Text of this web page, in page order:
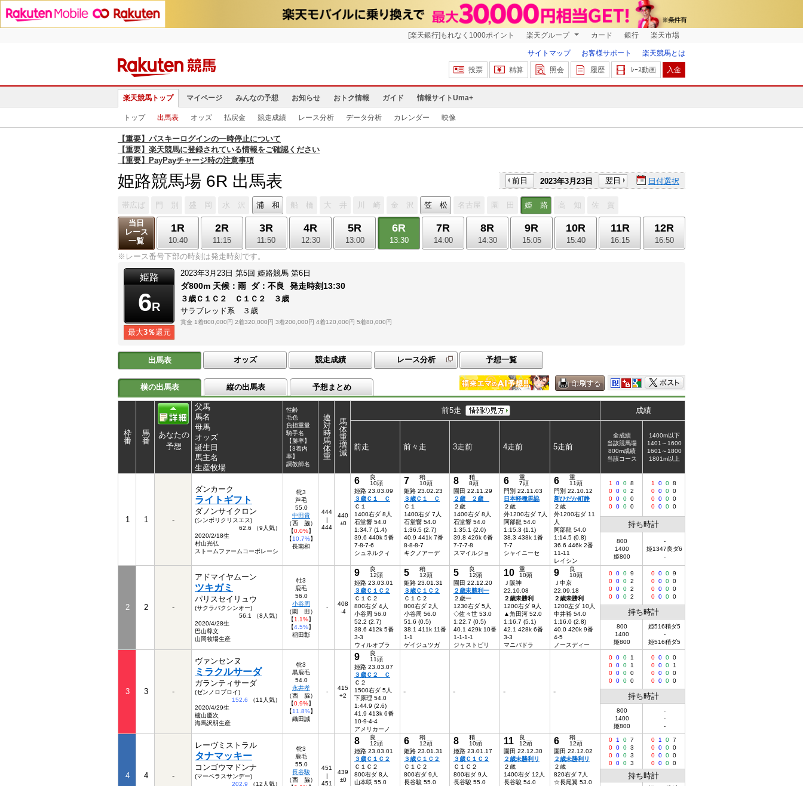
[楽天銀行]もれなく1000ポイント 楽天グループ カード 銀行 楽天市場
サイトマップ お客様サポート
楽天競馬とは
投票
精算 照会 履歴 ﾚｰｽ動画 入金
楽天競馬トップ マイページ みんなの予想 お知らせ おトク情報 ガイド 情報サイトUma+
トップ 出馬表 オッズ 払戻金 競走成績 レース分析 データ分析 カレンダー 映像
【重要】パスキーログインの一時停止について
【重要】楽天競馬に登録されている情報をご確認ください
【重要】PayPayチャージ時の注意事項
姫路競馬場 6R 出馬表 前日 2023年3月23日 翌日 日付選択
帯広ば 門 別 盛 岡 水 沢 浦 和 船 橋 大 井 川 崎 金 沢 笠 松 名古屋 園 田 姫 路 高 知
佐 賀
当日
レース
一覧
1R
10:40
2R
11:15
3R
11:50
4R
12:30
5R
13:00
6R
13:30
7R
14:00
8R
14:30
9R
15:05
10R
15:40
11R
16:15
12R
16:50
※レース番号下部の時刻は発走時刻です。
姫路
6R
最大3％還元
2023年3月23日 第5回 姫路競馬 第6日
ダ800m 天候： 雨 ダ：不良 発走時刻13:30
３歳Ｃ１Ｃ２ Ｃ１Ｃ２ ３歳
サラブレッド系 ３歳
賞金 1着800,000円 2着320,000円 3着200,000円 4着120,000円 5着80,000円
出馬表 オッズ 競走成績 レース分析 予想一覧
横の出馬表 縦の出馬表 予想まとめ
枠
番
馬
番
あなたの
予想
父馬
馬名
母馬
オッズ
誕生日
馬主名
生産牧場
性齢
毛色
負担重量
騎手名
【勝率】
【3着内
率】
調教師名
連
対
時
馬
体
重
馬
体
重
増
減
前5走 成績
前走 前々走 3走前 4走前 5走前
全成績
当該競馬場
800m成績
当該コース
1400m以下
1401～1600
1601～1800
1801m以上
1 1 -
ダンカーク
ライトギフト
ダノンサイクロン
(シンボリクリスエス)
62.6 （9人気）
2020/2/18生
村山光弘
ストームファームコーポレーシ
牝3
芦毛
55.0
中田貴
（西 脇）
【0.0%】
【10.7%】
長南和
444
|
444
440
±0
6
良
10頭
姫路 23.03.09
３歳Ｃ１ Ｃ
Ｃ１
1400右ダ 8人
石堂響 54.0
1:34.7 (1.4)
39.6 440k 5番
7-8-7-6
シュネルクィ
7
稍
10頭
姫路 23.02.23
３歳Ｃ１ Ｃ
Ｃ１
1400右ダ 7人
石堂響 54.0
1:36.5 (2.7)
40.9 441k 7番
8-8-8-7
キクノアーデ
8
稍
8頭
園田 22.11.29
２歳 ２歳
２歳
1400右ダ 8人
石堂響 54.0
1:35.1 (2.0)
39.8 426k 6番
7-7-7-8
スマイルジョ
6
重
7頭
門別 22.11.03
日本軽種馬協
２歳
外1200右ダ 7人
阿部龍 54.0
1:15.3 (1.1)
38.3 438k 1番
7-7
シャイニーセ
6
重
11頭
門別 22.10.12
新ひだか町静
２歳
外1200右ダ 11
人
阿部龍 54.0
1:14.5 (0.8)
36.6 446k 2番
11-11
レイシン
1 0 0 8
0 0 0 2
0 0 0 0
0 0 0 0
1 0 0 8
0 0 0 0
0 0 0 0
0 0 0 0
持ち時計
800
1400
姫800
-
姫1347良ダ6
-
2 2 -
アドマイヤムーン
ツキガミ
パリスセイリュウ
(サクラバクシンオー)
56.1 （8人気）
2020/4/28生
巴山尊文
山岡牧場生産
牡3
鹿毛
56.0
小谷周
（園 田）
【1.1%】
【4.5%】
稲田彰
-
408
-4
9
良
12頭
姫路 23.03.01
３歳Ｃ１Ｃ２
Ｃ１Ｃ２
800右ダ 4人
小谷周 56.0
52.2 (2.7)
38.6 412k 5番
3-3
ウィルオブラ
5
稍
12頭
姫路 23.01.31
３歳Ｃ１Ｃ２
Ｃ１Ｃ２
800右ダ 2人
小谷周 56.0
51.6 (0.5)
38.1 411k 11番
1-1
ゲイジュツガ
5
良
12頭
園田 22.12.20
２歳未勝利一
２歳一
1230右ダ 5人
◇佐々世 53.0
1:22.7 (0.5)
40.1 429k 10番
1-1-1-1
ジャストビリ
10
重
10頭
Ｊ阪神
22.10.08
２歳未勝利
1200右ダ 9人
▲角田河 52.0
1:16.7 (5.1)
42.1 428k 6番
3-3
マニバドラ
9
良
10頭
Ｊ中京
22.09.18
２歳未勝利
1200左ダ 10人
中井裕 54.0
1:16.0 (2.8)
40.0 420k 9番
4-5
ノースディー
0 0 0 9
0 0 0 2
0 0 0 2
0 0 0 2
0 0 0 9
0 0 0 0
0 0 0 0
0 0 0 0
持ち時計
800
1400
姫800
姫516稍ダ5
-
姫516稍ダ5
3 3 -
ヴァンセンヌ
ミラクルサーダ
ガランティサーダ
(ゼンノロブロイ)
152.6 （11人気）
2020/4/29生
櫨山慶次
海馬沢明生産
牝3
黒鹿毛
54.0
永井孝
（西 脇）
【0.9%】
【11.8%】
織田誠
-
415
+2
9
良
11頭
姫路 23.03.07
３歳Ｃ２ Ｃ
Ｃ２
1500右ダ 5人
下原理 54.0
1:44.9 (2.6)
41.9 413k 6番
10-9-4-4
アメリカーノ
- - - -
0 0 0
1
0 0 0
1
0 0 0 0
0 0 0 0
0 0 0 0
0 0 0
1
0 0 0 0
0 0 0 0
持ち時計
800
1400
姫800
-
-
-
4 4 -
レーヴミストラル
タナマッキー
コンゴウマドンナ
(マーベラスサンデー)
202.9 （12人気）
牝3
鹿毛
55.0
長谷駿
（西 脇）
451
|
451
439
±0
8
良
12頭
姫路 23.03.01
３歳Ｃ１Ｃ２
Ｃ１Ｃ２
800右ダ 8人
山本咲 55.0
6
稍
12頭
姫路 23.01.31
３歳Ｃ１Ｃ２
Ｃ１Ｃ２
800右ダ 9人
長谷駿 55.0
8
稍
10頭
姫路 23.01.17
３歳Ｃ１Ｃ２
Ｃ１Ｃ２
800右ダ 9人
長谷駿 55.0
11
良
12頭
園田 22.12.30
２歳未勝利リ
２歳
1400右ダ 12人
長谷駿 54.0
6
稍
12頭
園田 22.12.02
２歳未勝利リ
２歳
820右ダ 7人
☆長尾翼 53.0
0 1 0 7
0 0 0 3
0 0 0 3
0 0 0 3
0 1 0 7
0 0 0 0
0 0 0 0
0 0 0 0
持ち時計